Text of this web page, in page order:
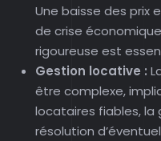
Une baisse des prix
de crise
rigoureuse est
Gestion locative :
être complexe,
locataires fiables, la
résolution